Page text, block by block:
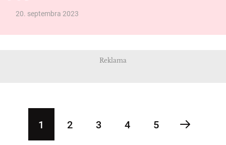
20. septembra 2023
Reklama
1 2 3 4 5